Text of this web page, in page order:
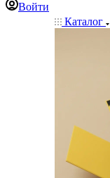
Войти
Каталог